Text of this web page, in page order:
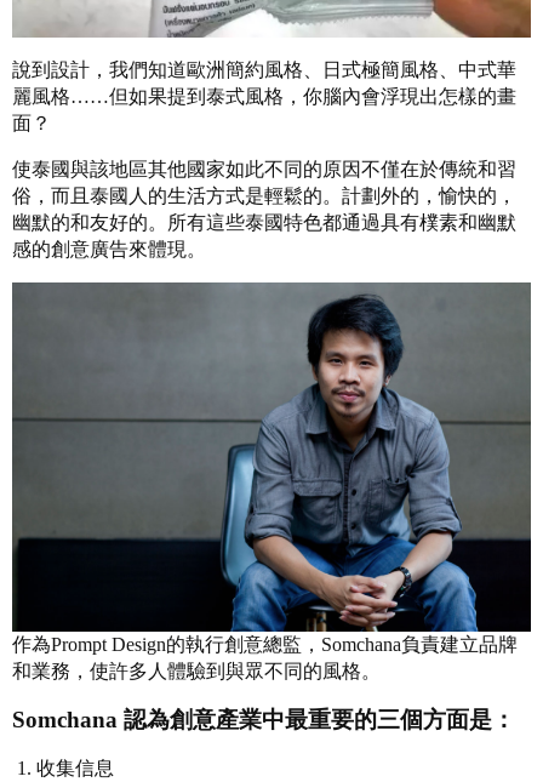
說到設計，我們知道歐洲簡約風格、日式極簡風格、中式華
麗風格……但如果提到泰式風格，你腦內會浮現出怎樣的畫
面？
使泰國與該地區其他國家如此不同的原因不僅在於傳統和習
俗，而且泰國人的生活方式是輕鬆的。計劃外的，愉快的，
幽默的和友好的。所有這些泰國特色都通過具有樸素和幽默
感的創意廣告來體現。
作為Prompt Design的執行創意總監，Somchana負責建立品牌
和業務，使許多人體驗到與眾不同的風格。
Somchana 認為創意產業中最重要的三個方面是：
收集信息